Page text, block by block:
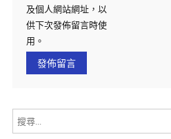
及個人網站網址，以
供下次發佈留言時使
用。